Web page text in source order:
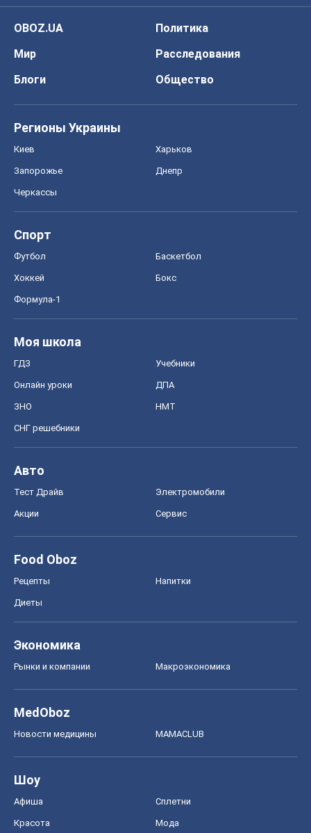
OBOZ.UA
Политика
Мир
Расследования
Блоги
Общество
Регионы Украины
Киев Харьков
Запорожье Днепр
Черкассы
Спорт
Футбол Баскетбол
Хоккей Бокс
Формула-1
Моя школа
ГДЗ Учебники
Онлайн уроки ДПА
ЗНО НМТ
СНГ решебники
Авто
Тест Драйв Электромобили
Акции Сервис
Food Oboz
Рецепты Напитки
Диеты
Экономика
Рынки и компании Mакроэкономика
MedOboz
Новости медицины MAMACLUB
Шоу
Афиша Сплетни
Красота Мода